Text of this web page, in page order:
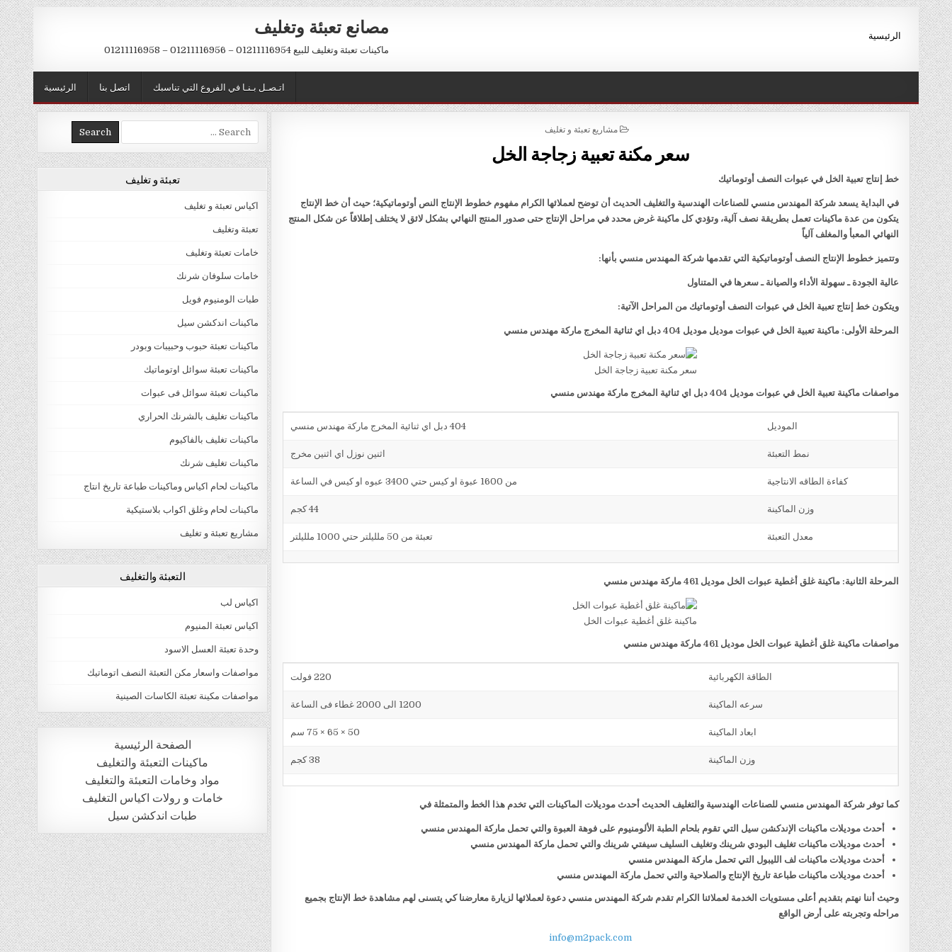
Skip
to
content
مصانع تعبئة وتغليف
ماكينات تعبئة وتغليف للبيع 01211116954 – 01211116956 – 01211116958
الرئيسية
الرئيسية اتصل بنا اتـصـل بـنـا في الفروع التي تناسبك
POSTED
مشاريع تعبئة و تغليف
سعر مكنة تعبية زجاجة الخل
خط إنتاج تعبية الخل في عبوات النصف أوتوماتيك
في البداية يسعد شركة المهندس منسي للصناعات الهندسية والتغليف الحديث أن توضح لعملائها الكرام مفهوم خطوط الإنتاج النص أوتوماتيكية؛ حيث أن خط الإنتاج
يتكون من عدة ماكينات تعمل بطريقة نصف آلية، وتؤدي كل ماكينة غرض محدد في مراحل الإنتاج حتى صدور المنتج النهائي بشكل لائق لا يختلف إطلاقاً عن شكل المنتج
النهائي المعبأ والمغلف آلياً
وتتميز خطوط الإنتاج النصف أوتوماتيكية التي تقدمها شركة المهندس منسي بأنها:
عالية الجودة ـ سهولة الأداء والصيانة ـ سعرها في المتناول
ويتكون خط إنتاج تعبية الخل في عبوات النصف أوتوماتيك من المراحل الآتية:
المرحلة الأولى: ماكينة تعبية الخل في عبوات موديل موديل 404 دبل اي ثنائية المخرج ماركة مهندس منسي
سعر مكنة تعبية زجاجة الخل
مواصفات ماكينة تعبية الخل في عبوات موديل 404 دبل اي ثنائية المخرج ماركة مهندس منسي
الموديل 404 دبل اي ثنائية المخرج ماركة مهندس منسي
نمط التعبئة اثنين نوزل اي اثنين مخرج
كفاءة الطاقه الانتاجية من 1600 عبوة او كيس حتي 3400 عبوه او كيس في الساعة
وزن الماكينة 44 كجم
معدل التعبئة تعبئة من 50 ملليلتر حتي 1000 ملليلتر
المرحلة الثانية: ماكينة غلق أغطية عبوات الخل موديل 461 ماركة مهندس منسي
ماكينة غلق أغطية عبوات الخل
مواصفات ماكينة غلق أغطية عبوات الخل موديل 461 ماركة مهندس منسي
الطاقة الكهربائية 220 فولت
سرعه الماكينة 1200 الى 2000 غطاء فى الساعة
ابعاد الماكينة 50 × 65 × 75 سم
وزن الماكينة 38 كجم
كما توفر شركة المهندس منسي للصناعات الهندسية والتغليف الحديث أحدث موديلات الماكينات التي تخدم هذا الخط والمتمثلة في
أحدث موديلات ماكينات الإندكشن سيل التي تقوم بلحام الطبة الألومنيوم على فوهة العبوة والتي تحمل ماركة المهندس منسي
أحدث موديلات ماكينات تغليف البودي شرينك وتغليف السليف سيفتي شرينك والتي تحمل ماركة المهندس منسي
أحدث موديلات ماكينات لف الليبول التي تحمل ماركة المهندس منسي
أحدث موديلات ماكينات طباعة تاريخ الإنتاج والصلاحية والتي تحمل ماركة المهندس منسي
وحيث أننا نهتم بتقديم أعلى مستويات الخدمة لعملائنا الكرام تقدم شركة المهندس منسي دعوة لعملائها لزيارة معارضنا كي يتسنى لهم مشاهدة خط الإنتاج بجميع
مراحله وتجربته على أرض الواقع
info@m2pack.com
Search
for:
تعبئة و تغليف
اكياس تعبئة و تغليف
تعبئة وتغليف
خامات تعبئة وتغليف
خامات سلوفان شرنك
طبات الومنيوم فويل
ماكينات اندكشن سيل
ماكينات تعبئة حبوب وحبيبات وبودر
ماكينات تعبئة سوائل اوتوماتيك
ماكينات تعبئة سوائل فى عبوات
ماكينات تغليف بالشرنك الحراري
ماكينات تغليف بالفاكيوم
ماكينات تغليف شرنك
ماكينات لحام اكياس وماكينات طباعة تاريخ انتاج
ماكينات لحام وغلق اكواب بلاستيكية
مشاريع تعبئة و تغليف
التعبئة والتغليف
اكياس لب
اكياس تعبئة المنيوم
وحدة تعبئة العسل الاسود
مواصفات واسعار مكن التعبئة النصف اتوماتيك
مواصفات مكينة تعبئة الكاسات الصينية
الصفحة الرئيسية
ماكينات التعبئة والتغليف
مواد وخامات التعبئة والتغليف
خامات و رولات اكياس التغليف
طبات اندكشن سيل